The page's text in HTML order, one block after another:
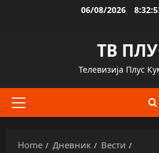
06/08/2026
ТВ
Телевизија Плус
Primary
Home Дневник
Вести